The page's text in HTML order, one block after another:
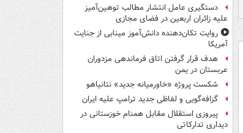
دستگیری عامل انتشار مطالب توهین‌آمیز
علیه زائران اربعین در فضای مجازی
روایت تکان‌دهنده دانش‌آموز مینابی از جنایت
آمریکا
هدف قرار گرفتن اتاق‌ فرماندهی مزدوران
عربستان در یمن
شکست پروژه «خاورمیانه جدید» نتانیاهو
گزافه‌گویی و لفاظی جدید ترامپ علیه ایران
پیروزی استقلال مقابل همنام خوزستانی در
دیداری تدارکاتی